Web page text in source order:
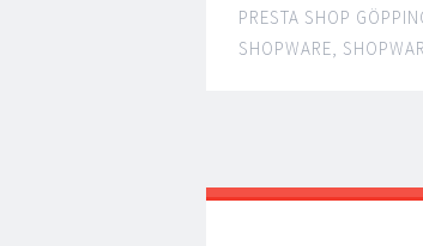
PRESTA SHOP
SHOPWARE,